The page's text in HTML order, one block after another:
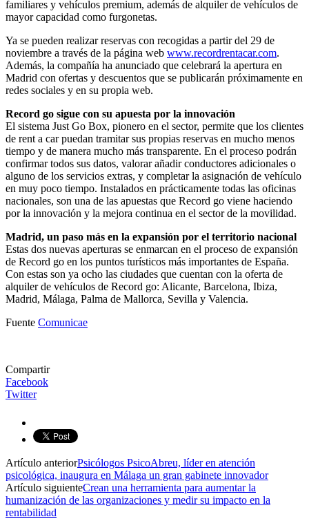
familiares y vehículos premium, además de alquiler de vehículos de
mayor capacidad como furgonetas.
Ya se pueden realizar reservas con recogidas a partir del 29 de
noviembre a través de la página web www.recordrentacar.com.
Además, la compañía ha anunciado que celebrará la apertura en
Madrid con ofertas y descuentos que se publicarán próximamente en
redes sociales y en su propia web.
Record go sigue con su apuesta por la innovación
El sistema Just Go Box, pionero en el sector, permite que los clientes
de rent a car puedan tramitar sus propias reservas en mucho menos
tiempo y de manera mucho más transparente. En el proceso podrán
confirmar todos sus datos, valorar añadir conductores adicionales o
alguno de los servicios extras, y completar la asignación de vehículo
en muy poco tiempo. Instalados en prácticamente todas las oficinas
nacionales, son una de las apuestas que Record go viene haciendo
por la innovación y la mejora continua en el sector de la movilidad.
Madrid, un paso más en la expansión por el territorio nacional
Estas dos nuevas aperturas se enmarcan en el proceso de expansión
de Record go en los puntos turísticos más importantes de España.
Con estas son ya ocho las ciudades que cuentan con la oferta de
alquiler de vehículos de Record go: Alicante, Barcelona, Ibiza,
Madrid, Málaga, Palma de Mallorca, Sevilla y Valencia.
Fuente Comunicae
Compartir
Facebook
Twitter
Artículo anteriorPsicólogos PsicoAbreu, líder en atención
psicológica, inaugura en Málaga un gran gabinete innovador
Artículo siguienteCrean una herramienta para aumentar la
humanización de las organizaciones y medir su impacto en la
rentabilidad